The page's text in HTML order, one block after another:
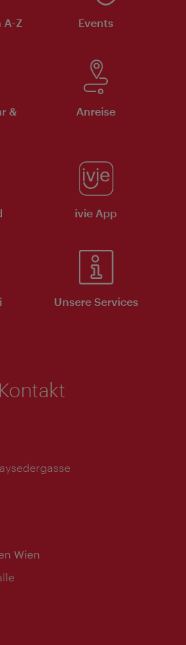
A-Z Events
&
Anreise
ivie App
Unsere Services
Wien